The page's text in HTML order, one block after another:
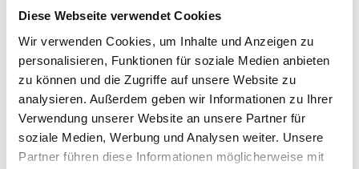
Diese Webseite verwendet Cookies
Wir verwenden Cookies, um Inhalte und Anzeigen zu
personalisieren, Funktionen für soziale Medien anbieten
zu können und die Zugriffe auf unsere Website zu
analysieren. Außerdem geben wir Informationen zu Ihrer
Verwendung unserer Website an unsere Partner für
soziale Medien, Werbung und Analysen weiter. Unsere
Partner führen diese Informationen möglicherweise mit
STK Warenkorb
Nicht auf Lager
Print